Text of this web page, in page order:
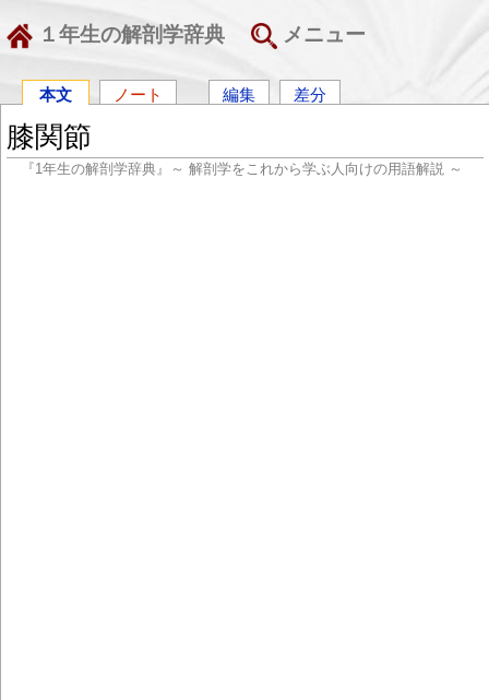
１年生の解剖学辞典 メニュー
本文 ノート 編集 差分
膝関節
『1年生の解剖学辞典』～ 解剖学をこれから学ぶ人向けの用語解説 ～